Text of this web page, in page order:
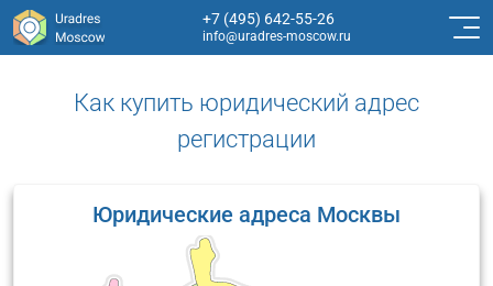
+7 (495) 642-55-26
info@uradres-moscow.ru
Как купить юридический адрес
регистрации
Юридические адреса Москвы